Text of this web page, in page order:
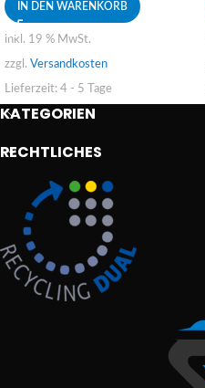
IN DEN WARENKORB
inkl. 19 % MwSt.
zzgl. Versandkosten
Lieferzeit: 4 - 5 Tage
KATEGORIEN
RECHTLICHES